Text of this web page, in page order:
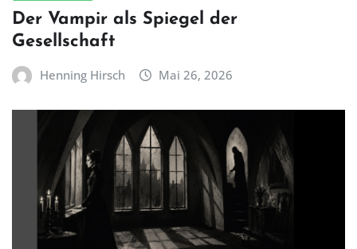
Der Vampir als Spiegel der
Gesellschaft
Henning Hirsch Mai 26, 2026